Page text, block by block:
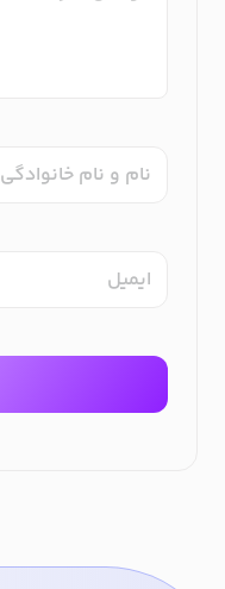
نام و نام خانوادگی
ایمیل